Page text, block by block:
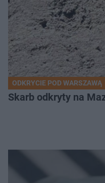
ODKRYCIE POD WARSZAWĄ
Skarb odkryty na